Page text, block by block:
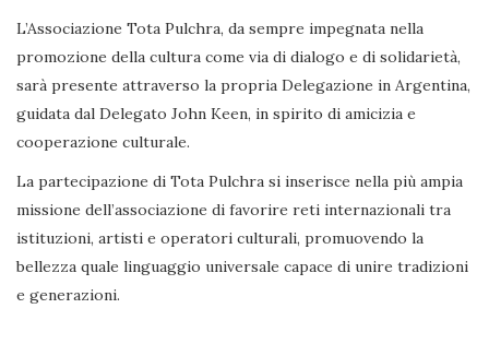
L’Associazione Tota Pulchra, da sempre impegnata nella
promozione della cultura come via di dialogo e di solidarietà,
sarà presente attraverso la propria Delegazione in Argentina,
guidata dal Delegato John Keen, in spirito di amicizia e
cooperazione culturale.
La partecipazione di Tota Pulchra si inserisce nella più ampia
missione dell’associazione di favorire reti internazionali tra
istituzioni, artisti e operatori culturali, promuovendo la
bellezza quale linguaggio universale capace di unire tradizioni
e generazioni.